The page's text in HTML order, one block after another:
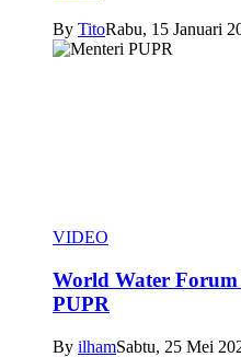
By TitoRabu, 15 Januari
VIDEO
World Water
PUPR
By ilhamSabtu, 25 Mei